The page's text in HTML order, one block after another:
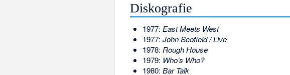
Diskografie
1977: East Meets West
1977: John Scofield / Live
1978: Rough House
1979: Who’s Who?
1980: Bar Talk